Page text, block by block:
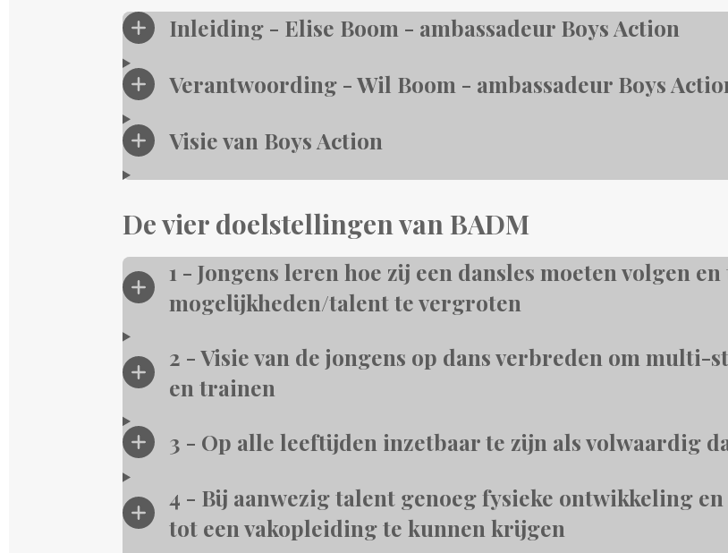
Inleiding - Elise Boom - ambassadeur Boys Action
Verantwoording - Wil Boom - ambassadeur Boys
Visie van Boys Action
De vier doelstellingen van BADM
1 - Jongens leren hoe zij een dansles moeten volgen
mogelijkheden/talent te vergroten
2 - Visie van de jongens op dans verbreden om multi-
en trainen
3 - Op alle leeftijden inzetbaar te zijn als volwaardig
4 - Bij aanwezig talent genoeg fysieke ontwikkeling
tot een vakopleiding te kunnen krijgen